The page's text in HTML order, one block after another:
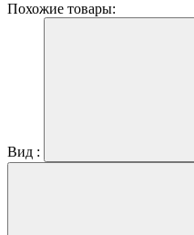
Похожие товары:
Вид :